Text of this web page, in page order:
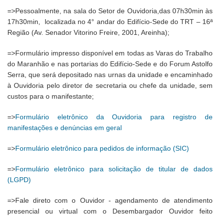
=>Pessoalmente, na sala do Setor de Ouvidoria,das 07h30min às
17h30min, localizada no 4° andar do Edifício-Sede do TRT – 16ª
Região (Av. Senador Vitorino Freire, 2001, Areinha);
=>Formulário impresso disponível em todas as Varas do Trabalho
do Maranhão e nas portarias do Edifício-Sede e do Forum Astolfo
Serra, que será depositado nas urnas da unidade e encaminhado
à Ouvidoria pelo diretor de secretaria ou chefe da unidade, sem
custos para o manifestante;
=>Formulário eletrônico da Ouvidoria para registro de
manifestações e denúncias em geral
=>Formulário eletrônico para pedidos de informação (SIC)
=>Formulário eletrônico para solicitação de titular de dados
(LGPD)
=>Fale direto com o Ouvidor - agendamento de atendimento
presencial ou virtual com o Desembargador Ouvidor feito